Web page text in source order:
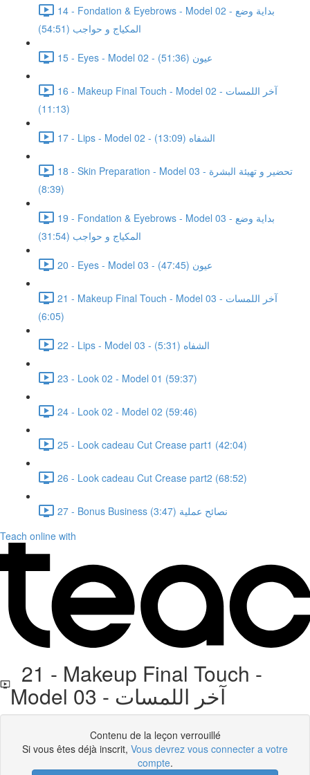
14 - Fondation & Eyebrows - Model 02 - بداية وضع
المكياج و حواجب (54:51)
15 - Eyes - Model 02 - عيون (51:36)
16 - Makeup Final Touch - Model 02 - آخر اللمسات
(11:13)
17 - Lips - Model 02 - الشفاه (13:09)
18 - Skin Preparation - Model 03 - تحضير و تهيئة البشرة
(8:39)
19 - Fondation & Eyebrows - Model 03 - بداية وضع
المكياج و حواجب (31:54)
20 - Eyes - Model 03 - عيون (47:45)
21 - Makeup Final Touch - Model 03 - آخر اللمسات
(6:05)
22 - Lips - Model 03 - الشفاه (5:31)
23 - Look 02 - Model 01 (59:37)
24 - Look 02 - Model 02 (59:46)
25 - Look cadeau Cut Crease part1 (42:04)
26 - Look cadeau Cut Crease part2 (68:52)
27 - Bonus Business نصائح عملية (3:47)
Teach online with
21 - Makeup Final Touch -
Model 03 - آخر اللمسات
Contenu de la leçon verrouillé
Si vous êtes déjà inscrit, Vous devrez vous connecter a votre
compte.